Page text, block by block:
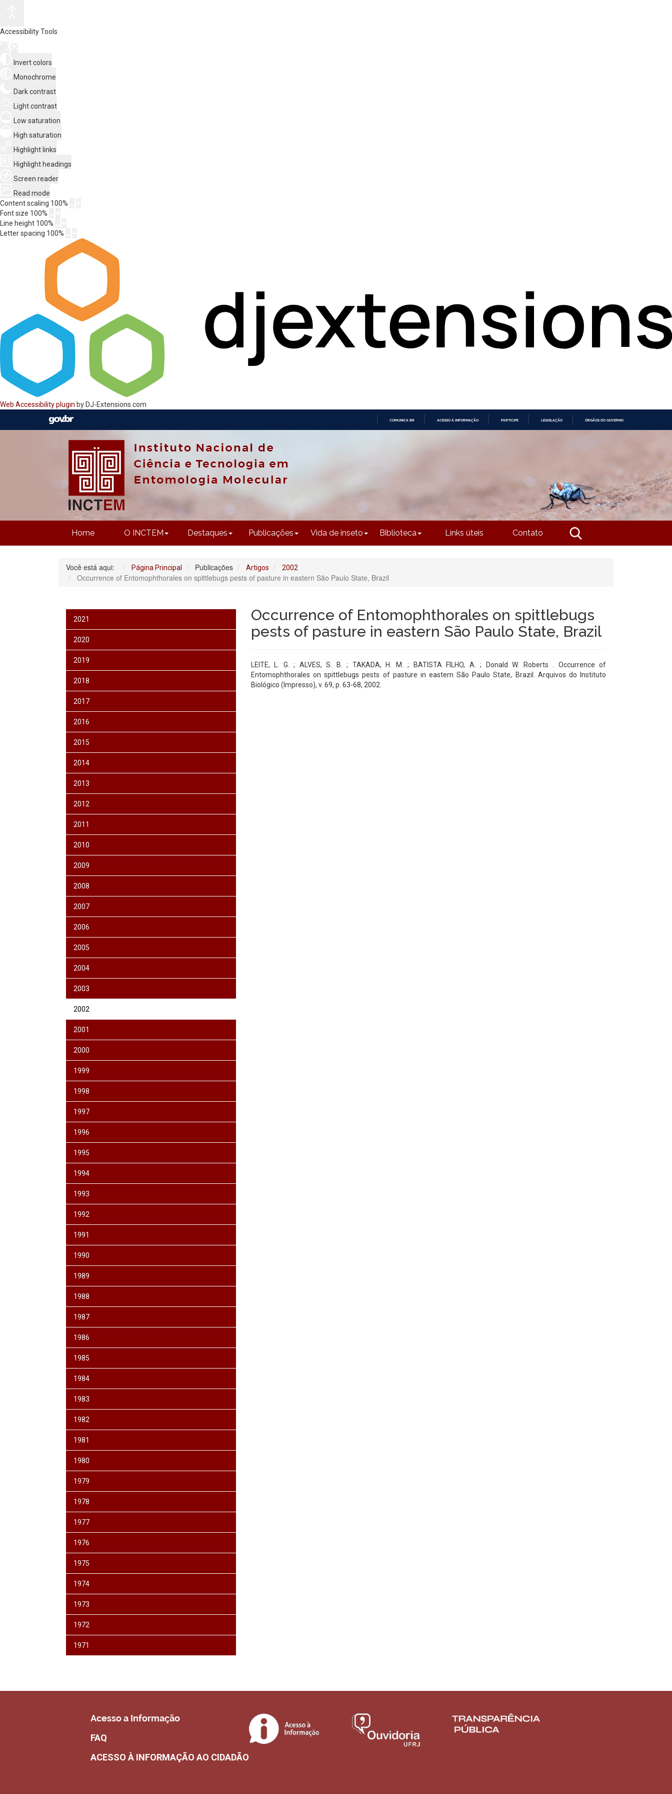
Accessibility Tools
Invert colors
Monochrome
Dark contrast
Light contrast
Low saturation
High saturation
Highlight links
Highlight headings
Screen reader
Read mode
Content scaling 100%
Font size 100%
Line height 100%
Letter spacing 100%
Web Accessibility plugin by DJ-Extensions.com
COMUNICA BR ACESSO À INFORMAÇÃO PARTICIPE LEGISLAÇÃO ÓRGÃOS DO GOVERNO
Home O INCTEM Destaques Publicações Vida de inseto Biblioteca Links úteis Contato
Você está aqui: Página Principal Publicações Artigos 2002
Occurrence of Entomophthorales on spittlebugs pests of pasture in eastern São Paulo State, Brazil
2021
2020
2019
2018
2017
2016
2015
2014
2013
2012
2011
2010
2009
2008
2007
2006
2005
2004
2003
2002
2001
2000
1999
1998
1997
1996
1995
1994
1993
1992
1991
1990
1989
1988
1987
1986
1985
1984
1983
1982
1981
1980
1979
1978
1977
1976
1975
1974
1973
1972
1971
Occurrence of Entomophthorales on spittlebugs
pests of pasture in eastern São Paulo State, Brazil
LEITE, L. G. ; ALVES, S. B. ; TAKADA, H. M. ; BATISTA FILHO, A. ; Donald W. Roberts . Occurrence of
Entomophthorales on spittlebugs pests of pasture in eastern São Paulo State, Brazil. Arquivos do Instituto
Biológico (Impresso), v. 69, p. 63-68, 2002.
Acesso a Informação
FAQ
ACESSO À INFORMAÇÃO AO CIDADÃO